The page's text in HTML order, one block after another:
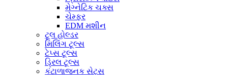
મેગ્નેટિક ચક્સ
ચેમ્ફર
EDM મશીન
ટૂલ હોલ્ડર
મિલિંગ ટૂલ્સ
ટેપ્સ ટૂલ્સ
ડ્રિલ ટૂલ્સ
કંટાળાજનક સેટ્સ